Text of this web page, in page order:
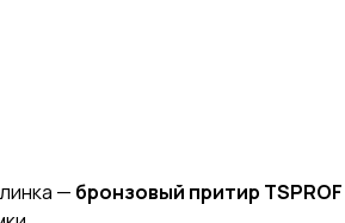
— бронзовый притир TSPROF